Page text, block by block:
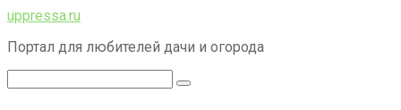
Перейти
контенту
uppressa.ru
Портал для любителей дачи и огорода